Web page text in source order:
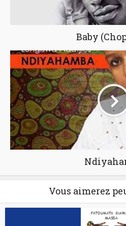
Baby
Vous aimerez